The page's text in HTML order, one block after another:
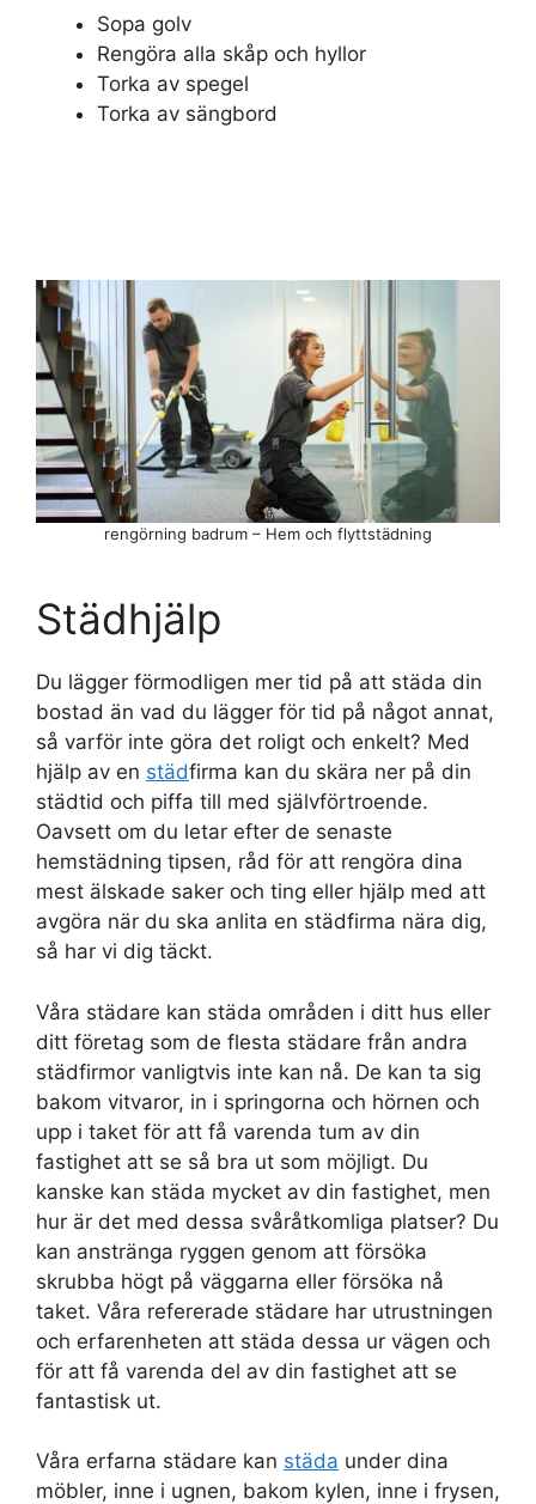
Sopa golv
Rengöra alla skåp och hyllor
Torka av spegel
Torka av sängbord
Städhjälp
Du lägger förmodligen mer tid på att städa din
bostad än vad du lägger för tid på något annat,
så varför inte göra det roligt och enkelt? Med
hjälp av en städfirma kan du skära ner på din
städtid och piffa till med självförtroende.
Oavsett om du letar efter de senaste
hemstädning tipsen, råd för att rengöra dina
mest älskade saker och ting eller hjälp med att
avgöra när du ska anlita en städfirma nära dig,
så har vi dig täckt.
Våra städare kan städa områden i ditt hus eller
ditt företag som de flesta städare från andra
städfirmor vanligtvis inte kan nå. De kan ta sig
bakom vitvaror, in i springorna och hörnen och
upp i taket för att få varenda tum av din
fastighet att se så bra ut som möjligt. Du
kanske kan städa mycket av din fastighet, men
hur är det med dessa svåråtkomliga platser? Du
kan anstränga ryggen genom att försöka
skrubba högt på väggarna eller försöka nå
taket. Våra refererade städare har utrustningen
och erfarenheten att städa dessa ur vägen och
för att få varenda del av din fastighet att se
fantastisk ut.
Våra erfarna städare kan städa under dina
möbler, inne i ugnen, bakom kylen, inne i frysen,
rengörning badrum – Hem och flyttstädning